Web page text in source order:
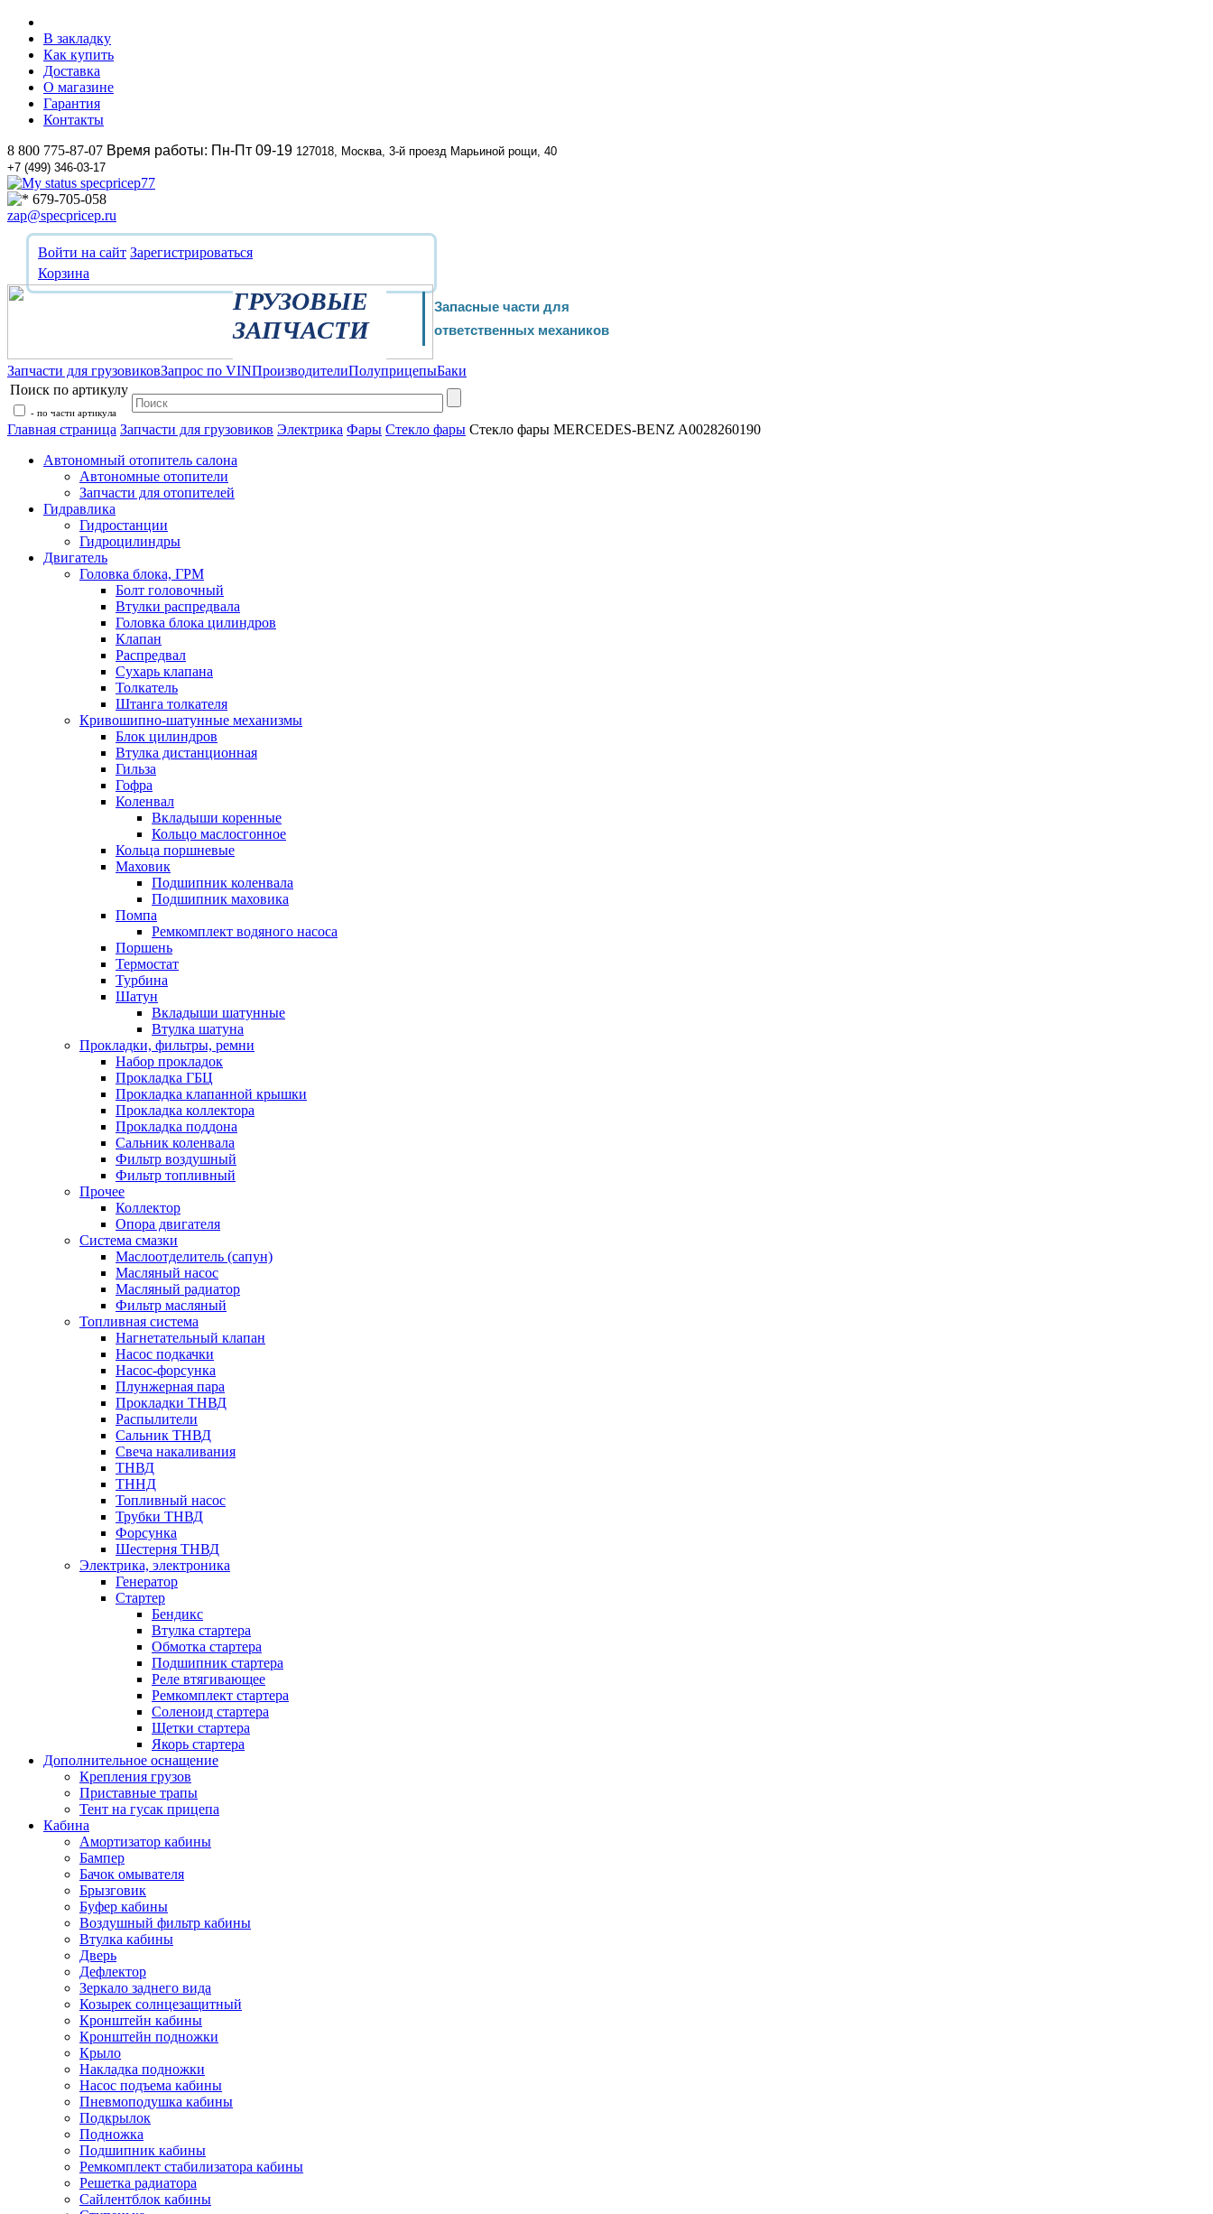
В закладку
Как купить
Доставка
О магазине
Гарантия
Контакты
8 800 775-87-07 Время работы: Пн-Пт 09-19 127018, Москва, 3-й проезд Марьиной рощи, 40
+7 (499) 346-03-17
specpricep77
679-705-058
zap@specpricep.ru
Войти на сайт Зарегистрироваться
Корзина
ГРУЗОВЫЕ
ЗАПЧАСТИ
Запасные части для
ответственных механиков
Запчасти для грузовиковЗапрос по VINПроизводителиПолуприцепыБаки
Поиск по артикулу
- по части артикула
Главная страница Запчасти для грузовиков Электрика Фары Стекло фары Стекло фары MERCEDES-BENZ A0028260190
Автономный отопитель салона
Автономные отопители
Запчасти для отопителей
Гидравлика
Гидростанции
Гидроцилиндры
Двигатель
Головка блока, ГРМ
Болт головочный
Втулки распредвала
Головка блока цилиндров
Клапан
Распредвал
Сухарь клапана
Толкатель
Штанга толкателя
Кривошипно-шатунные механизмы
Блок цилиндров
Втулка дистанционная
Гильза
Гофра
Коленвал
Вкладыши коренные
Кольцо маслосгонное
Кольца поршневые
Маховик
Подшипник коленвала
Подшипник маховика
Помпа
Ремкомплект водяного насоса
Поршень
Термостат
Турбина
Шатун
Вкладыши шатунные
Втулка шатуна
Прокладки, фильтры, ремни
Набор прокладок
Прокладка ГБЦ
Прокладка клапанной крышки
Прокладка коллектора
Прокладка поддона
Сальник коленвала
Фильтр воздушный
Фильтр топливный
Прочее
Коллектор
Опора двигателя
Система смазки
Маслоотделитель (сапун)
Масляный насос
Масляный радиатор
Фильтр масляный
Топливная система
Нагнетательный клапан
Насос подкачки
Насос-форсунка
Плунжерная пара
Прокладки ТНВД
Распылители
Сальник ТНВД
Свеча накаливания
ТНВД
ТННД
Топливный насос
Трубки ТНВД
Форсунка
Шестерня ТНВД
Электрика, электроника
Генератор
Стартер
Бендикс
Втулка стартера
Обмотка стартера
Подшипник стартера
Реле втягивающее
Ремкомплект стартера
Соленоид стартера
Щетки стартера
Якорь стартера
Дополнительное оснащение
Крепления грузов
Приставные трапы
Тент на гусак прицепа
Кабина
Амортизатор кабины
Бампер
Бачок омывателя
Брызговик
Буфер кабины
Воздушный фильтр кабины
Втулка кабины
Дверь
Дефлектор
Зеркало заднего вида
Козырек солнцезащитный
Кронштейн кабины
Кронштейн подножки
Крыло
Накладка подножки
Насос подъема кабины
Пневмоподушка кабины
Подкрылок
Подножка
Подшипник кабины
Ремкомплект стабилизатора кабины
Решетка радиатора
Сайлентблок кабины